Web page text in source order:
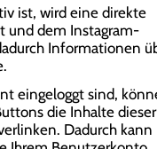
ist, wird eine direkte
und dem Instagram-
Informationen
eingeloggt sind,
die Inhalte dieser
Dadurch kann